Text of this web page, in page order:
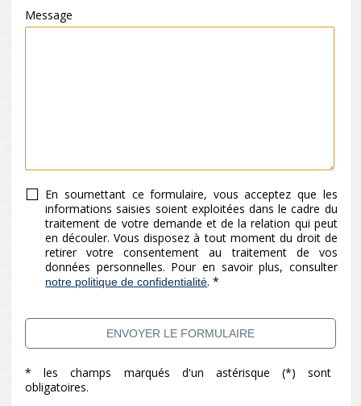
Message
En soumettant ce formulaire, vous acceptez que les
informations saisies soient exploitées dans le cadre du
traitement de votre demande et de la relation qui peut
en découler. Vous disposez à tout moment du droit de
retirer votre consentement au traitement de vos
données personnelles. Pour en savoir plus, consulter
notre politique de confidentialité.*
ENVOYER LE FORMULAIRE
* les champs marqués d'un astérisque (*) sont
obligatoires.